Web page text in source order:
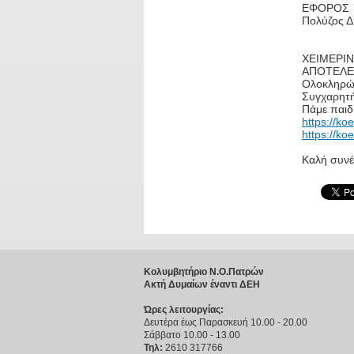
ΕΦΟΡΟΣ
Πολύζος
Πάμε
https://
https://
Καλή
Κολυμβητήριο Ν.Ο.Πατρών
Ακτή Δυμαίων έναντι ΔΕΗ
Ώρες λειτουργίας:
Δευτέρα έως Παρασκευή 10.00 - 20.00
Σάββατο 10.00 - 13.00
Τηλ: 2610 317766